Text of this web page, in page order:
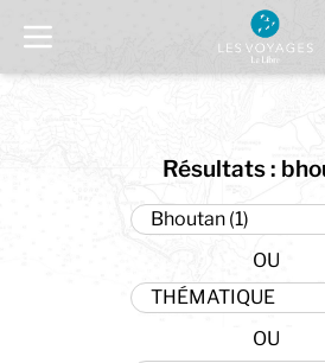
Résultats :
Bhoutan (1)
THÉMATIQUE